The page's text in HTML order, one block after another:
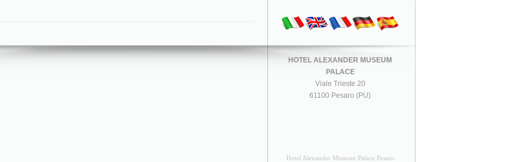
HOTEL ALEXANDER MUSEUM
PALACE
Viale Trieste 20
61100 Pesaro (PU)
Hotel Alexander Museum Palace Pesaro